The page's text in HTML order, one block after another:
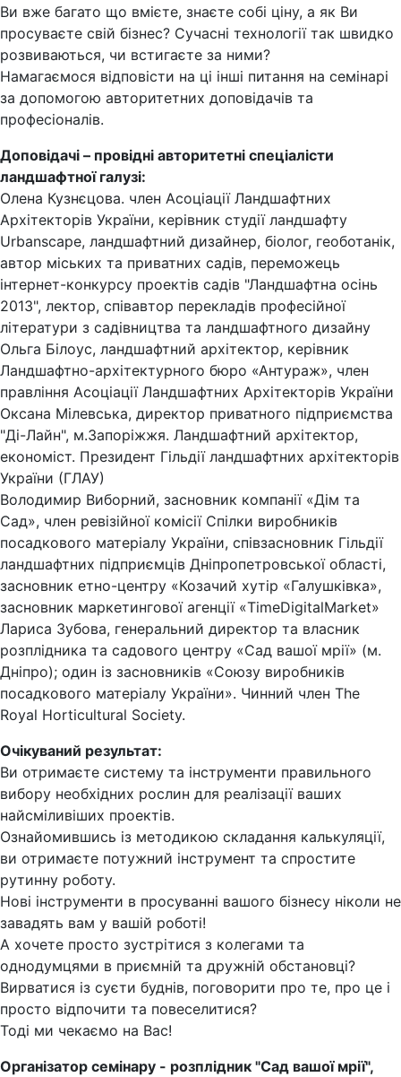
Ви вже багато що вмієте, знаєте собі ціну, а як Ви
просуваєте свій бізнес? Сучасні технології так швидко
розвиваються, чи встигаєте за ними?
Намагаємося відповісти на ці інші питання на семінарі
за допомогою авторитетних доповідачів та
професіоналів.
Доповідачі – провідні авторитетні спеціалісти
ландшафтної галузі:
Олена Кузнєцова. член Асоціації Ландшафтних
Архітекторів України, керівник студії ландшафту
Urbanscape, ландшафтний дизайнер, біолог, геоботанік,
автор міських та приватних садів, переможець
інтернет-конкурсу проектів садів "Ландшафтна осінь
2013", лектор, співавтор перекладів професійної
літератури з садівництва та ландшафтного дизайну
Ольга Білоус, ландшафтний архітектор, керівник
Ландшафтно-архітектурного бюро «Антураж», член
правління Асоціації Ландшафтних Архітекторів України
Оксана Мілевська, директор приватного підприємства
"Ді-Лайн", м.Запоріжжя. Ландшафтний архітектор,
економіст. Президент Гільдії ландшафтних архітекторів
України (ГЛАУ)
Володимир Виборний, засновник компанії «Дім та
Сад», член ревізійної комісії Спілки виробників
посадкового матеріалу України, співзасновник Гільдії
ландшафтних підприємців Дніпропетровської області,
засновник етно-центру «Козачий хутір «Галушківка»,
засновник маркетингової агенції «TimeDigitalMarket»
Лариса Зубова, генеральний директор та власник
розплідника та садового центру «Сад вашої мрії» (м.
Дніпро); один із засновників «Союзу виробників
посадкового матеріалу України». Чинний член The
Royal Horticultural Society.
Очікуваний результат:
Ви отримаєте систему та інструменти правильного
вибору необхідних рослин для реалізації ваших
найсміливіших проектів.
Ознайомившись із методикою складання калькуляції,
ви отримаєте потужний інструмент та спростите
рутинну роботу.
Нові інструменти в просуванні вашого бізнесу ніколи не
завадять вам у вашій роботі!
А хочете просто зустрітися з колегами та
однодумцями в приємній та дружній обстановці?
Вирватися із суєти буднів, поговорити про те, про це і
просто відпочити та повеселитися?
Тоді ми чекаємо на Вас!
Організатор семінару - розплідник "Сад вашої мрії",